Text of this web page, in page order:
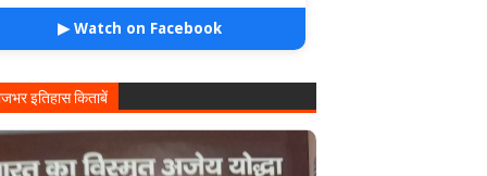
▶ Watch on Facebook
इतिहास किताबें